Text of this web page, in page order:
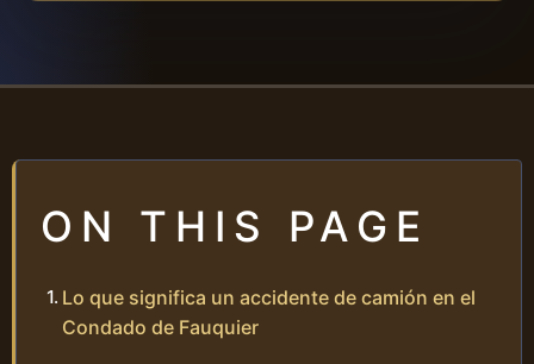
ON THIS PAGE
Lo que significa un accidente de camión en el
Condado de Fauquier